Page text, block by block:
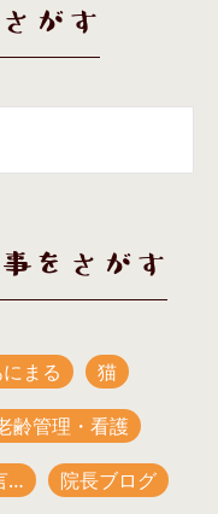
がす
をさがす
まる 猫
齢管理・看護
… 院長ブログ